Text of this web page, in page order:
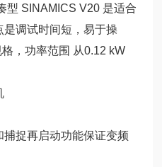
型 SINAMICS V20 是适合
调试时间短，易于操
，功率范围 从0.12 kW
捉再启动功能保证变频